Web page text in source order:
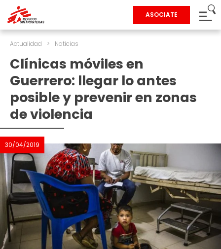
ASOCIATE
Actualidad > Noticias
Clínicas móviles en
Guerrero: llegar lo antes
posible y prevenir en zonas
de violencia
30/04/2019